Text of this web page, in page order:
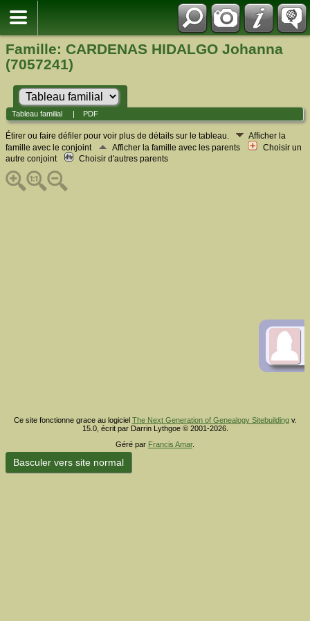
Famille: CARDENAS HIDALGO Johanna
(7057241)
Tableau familial PDF
Étirer ou faire défiler pour voir plus de détails sur le tableau.
Afficher la
famille avec le conjoint
Afficher la famille avec les parents
Choisir un
autre conjoint
Choisir d'autres parents
Ce site fonctionne grace au logiciel The Next Generation of Genealogy Sitebuildingv.
15.0, écrit par Darrin Lythgoe © 2001-2026.
Géré par Francis Amar.
Basculer vers site normal